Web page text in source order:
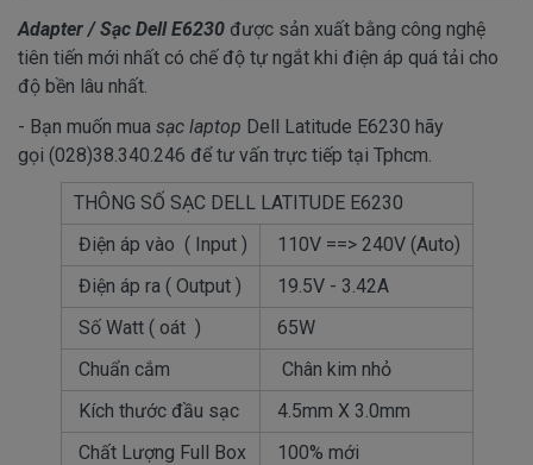
Adapter / Sạc Dell E6230 được sản xuất bằng công nghệ
tiên tiến mới nhất có chế độ tự ngắt khi điện áp quá tải cho
độ bền lâu nhất.
- Bạn muốn mua sạc laptop Dell Latitude E6230 hãy
gọi (028)38.340.246 để tư vấn trực tiếp tại Tphcm.
THÔNG SỐ SẠC DELL LATITUDE E6230
Điện áp vào ( Input )
110V ==> 240V (Auto)
Điện áp ra ( Output )
19.5V - 3.42A
Số Watt ( oát )
65W
Chuẩn cắm
Chân kim nhỏ
Kích thước đầu sạc
4.5mm X 3.0mm
Chất Lượng Full Box
100% mới